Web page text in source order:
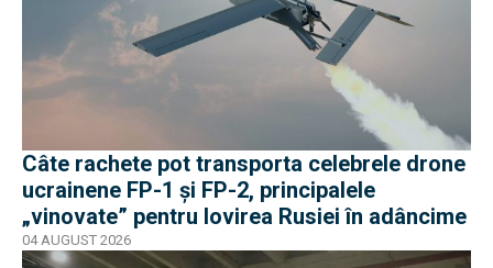
Câte rachete pot transporta celebrele drone
ucrainene FP-1 și FP-2, principalele
„vinovate” pentru lovirea Rusiei în adâncime
04 AUGUST 2026